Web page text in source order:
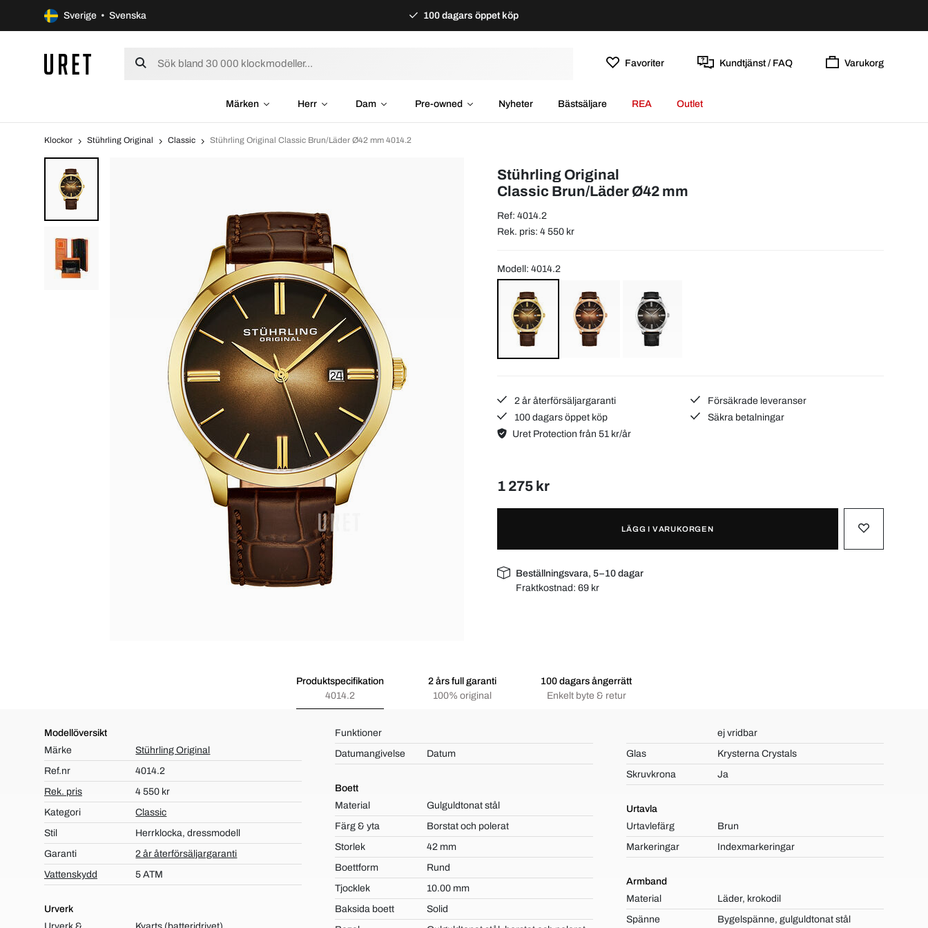
Sverige • Svenska 100 dagars öppet köp
Favoriter Kundtjänst / FAQ Varukorg
Märken Herr Dam Pre-owned Nyheter Bästsäljare REA Outlet
Klockor Stührling Original Classic Stührling Original Classic Brun/Läder Ø42 mm 4014.2
Stührling Original
Classic Brun/Läder Ø42 mm
Ref: 4014.2
Rek. pris: 4 550 kr
Modell: 4014.2
2 år återförsäljargaranti
Försäkrade leveranser
100 dagars öppet köp
Säkra betalningar
Uret Protection från 51 kr/år
1 275 kr
LÄGG I VARUKORGEN
Beställningsvara, 5–10 dagar
Fraktkostnad:69 kr
Produktspecifikation
4014.2
2 års full garanti
100% original
100 dagars ångerrätt
Enkelt byte & retur
Modellöversikt
Märke
Stührling Original
Ref.nr
4014.2
Rek. pris
4 550 kr
Kategori
Classic
Stil
Herrklocka, dressmodell
Garanti
2 år återförsäljargaranti
Vattenskydd
5 ATM
Urverk
Funktioner
Datumangivelse Datum
Boett
Material
Gulguldtonat stål
Färg & yta
Borstat och polerat
Storlek
42 mm
Boettform
Rund
Tjocklek
10.00 mm
Baksida boett
Solid
ej vridbar
Glas
Krysterna Crystals
Skruvkrona
Ja
Urtavla
Urtavlefärg
Brun
Markeringar
Indexmarkeringar
Armband
Material
Läder, krokodil
Spänne
Bygelspänne, gulguldtonat stål